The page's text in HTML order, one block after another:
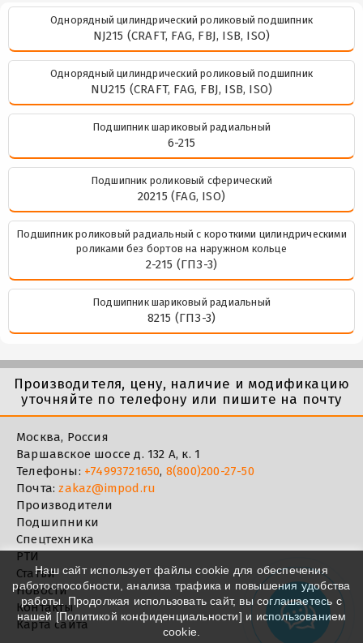
Однорядный цилиндрический роликовый подшипник
NJ215 (CRAFT, FAG, FBJ, ISB, ISO)
Однорядный цилиндрический роликовый подшипник
NU215 (CRAFT, FAG, FBJ, ISB, ISO)
Подшипник шариковый радиальный
6-215
Подшипник роликовый сферический
20215 (FAG, ISO)
Подшипник роликовый радиальный с короткими цилиндрическими
роликами без бортов на наружном кольце
2-215 (ГПЗ-3)
Подшипник шариковый радиальный
8215 (ГПЗ-3)
Производителя, цену, наличие и модификацию
уточняйте по телефону или пишите на почту
Москва, Россия
Варшавское шоссе д. 132 А, к. 1
Телефоны: +74993721650, 8(800)200-27-50
Почта:zakaz@impod.ru
Производители
Подшипники
Спецтехника
РТИ
Статьи
Новости
Контакты
Карта сайта
Наш сайт использует файлы cookie для обеспечения
работоспособности, анализа трафика и повышения удобства
работы. Продолжая использовать сайт, вы соглашаетесь с
нашей [Политикой конфиденциальности] и использованием
cookie.